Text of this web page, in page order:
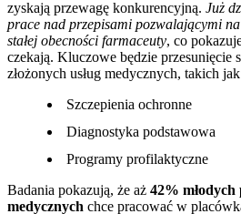
zyskają przewagę konkurencyjną. Już
prace nad przepisami pozwalającymi
stałej obecności farmaceuty, co
czekają. Kluczowe będzie przesunięcie
złożonych usług medycznych, takich
Szczepienia ochronne
Diagnostyka podstawowa
Programy profilaktyczne
Badania pokazują, że aż 42%
medycznych chce pracować w